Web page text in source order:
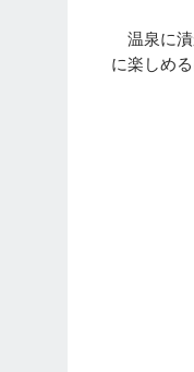
温泉に漬
に楽しめる